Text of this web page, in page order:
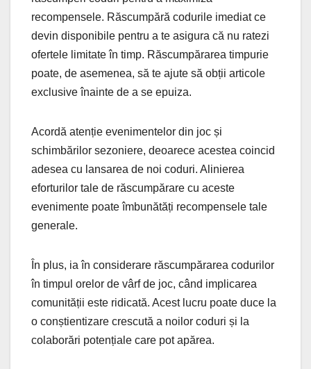
recompensele. Răscumpără codurile imediat ce
devin disponibile pentru a te asigura că nu ratezi
ofertele limitate în timp. Răscumpărarea timpurie
poate, de asemenea, să te ajute să obții articole
exclusive înainte de a se epuiza.
Acordă atenție evenimentelor din joc și
schimbărilor sezoniere, deoarece acestea coincid
adesea cu lansarea de noi coduri. Alinierea
eforturilor tale de răscumpărare cu aceste
evenimente poate îmbunătăți recompensele tale
generale.
În plus, ia în considerare răscumpărarea codurilor
în timpul orelor de vârf de joc, când implicarea
comunității este ridicată. Acest lucru poate duce la
o conștientizare crescută a noilor coduri și la
colaborări potențiale care pot apărea.